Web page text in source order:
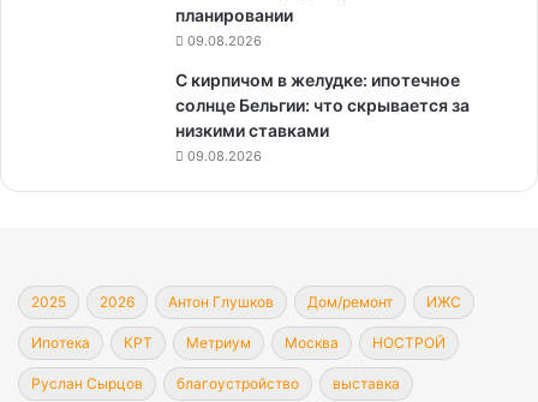
планировании
09.08.2026
С кирпичом в желудке: ипотечное
солнце Бельгии: что скрывается за
низкими ставками
09.08.2026
2025 2026 Антон Глушков Дом/ремонт ИЖС
Ипотека КРТ Метриум Москва НОСТРОЙ
Руслан Сырцов благоустройство выставка